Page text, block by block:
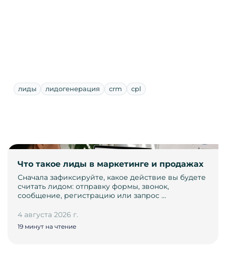
лиды лидогенерация crm cpl
Что такое лиды в маркетинге и продажах
Сначала зафиксируйте, какое действие вы будете
считать лидом: отправку формы, звонок,
сообщение, регистрацию или запрос …
4 августа 2026 г.
19 минут на чтение